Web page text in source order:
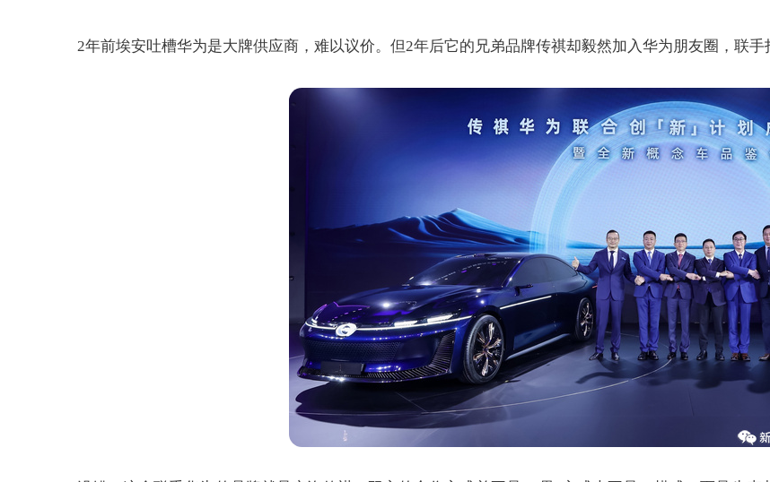
2年前埃安吐槽华为是大牌供应商，难以议价。但2年后它的兄弟品牌传祺却毅然加入华为朋友圈，联手